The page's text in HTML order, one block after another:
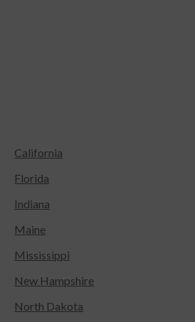
California
Florida
Indiana
Maine
Mississippi
New Hampshire
North Dakota